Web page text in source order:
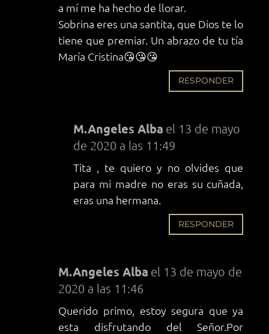
a mí me ha hecho de llorar.
Sobrina eres una santita, que Dios te lo
tiene que premiar. Un abrazo de tu tía
María Cristina😘😘😘
RESPONDER
M.Angeles Alba el 13 de mayo
de 2020 a las 11:49
Tita , te quiero y no olvides que
para mi madre no eras su cuñada,
eras una hermana.
RESPONDER
M.Angeles Alba el 13 de mayo de
2020 a las 11:46
Querido primo, estoy segura que ya
esta disfrutando del Señor.Por